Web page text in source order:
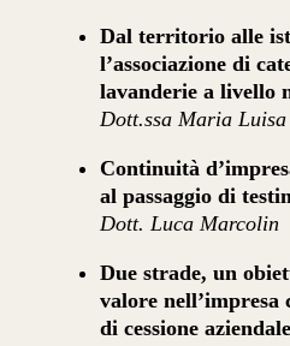
Dal territorio alle
l’associazione di
lavanderie a livello
Dott.ssa Maria
Continuità
al passaggio di
Dott. Luca Marcolin
Due strade, un
valore nell’impresa
di cessione